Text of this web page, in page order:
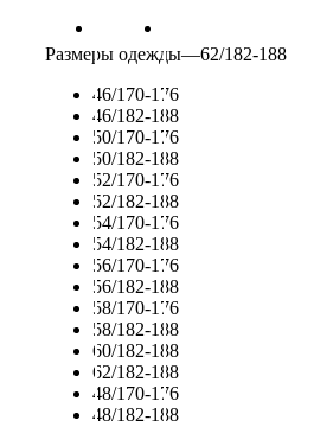
Размеры одежды—62/182-188
46/170-176
46/182-188
50/170-176
50/182-188
52/170-176
52/182-188
54/170-176
54/182-188
56/170-176
56/182-188
58/170-176
58/182-188
60/182-188
62/182-188
48/170-176
48/182-188